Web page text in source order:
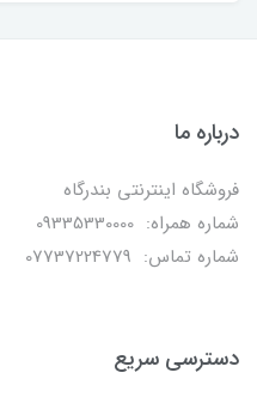
درباره ما
فروشگاه اینترنتی بندرگاه
شماره همراه: 09335330000
شماره تماس: 07737224779
دسترسی سریع